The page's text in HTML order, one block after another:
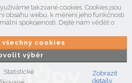
takzvané cookies. Cookies jsou
obsahu webu, k měření jeho funkčnosti
spokojenosti. Dejte nám vědět o
výběr
všechny cookies
Statistické
Zobrazit
detaily